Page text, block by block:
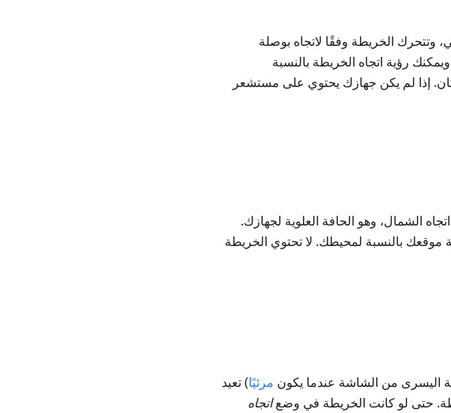
وتتحرك الخريطة وفقًا لاتجاه بوصلة
رؤية اتجاه الخريطة بالنسبة
إذا لم يكن جهازك يحتوي على مستشعر
الشمال، وهو الحافة العلوية لجهازك.
موقعك بالنسبة لمحيطك. لا تحتوي الخريطة
اليسرى من الشاشة عندما يكون مرئيًا) تعيد
حتى لو كانت الخريطة في وضعاتجاه